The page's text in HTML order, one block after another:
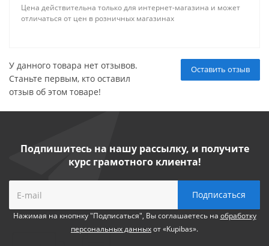
Цена действительна только для интернет-магазина и может
отличаться от цен в розничных магазинах
Оставить отзыв
У данного товара нет отзывов.
Станьте первым, кто оставил
отзыв об этом товаре!
Подпишитесь на нашу рассылку, и получите
курс грамотного клиента!
Нажимая на кнопнку "Подписаться", Вы соглашаетесь на обработку
персональных данныхот «Kupibas».